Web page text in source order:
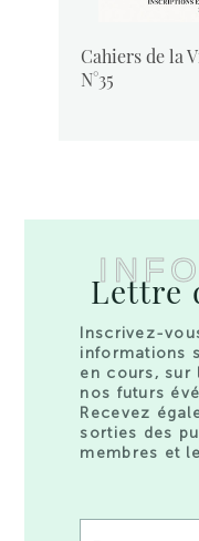
Cahiers de la
N°35
Lettre
Inscrivez-
informations
en cours, sur
nos futurs
Recevez
sorties des
membres et